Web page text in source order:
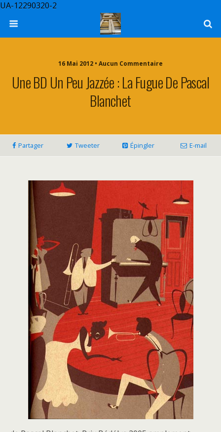
UA-12290320-2
16 Mai 2012 • Aucun Commentaire
Une BD Un Peu Jazzée : La Fugue De Pascal
Blanchet
Partager Tweeter Épingler E-mail